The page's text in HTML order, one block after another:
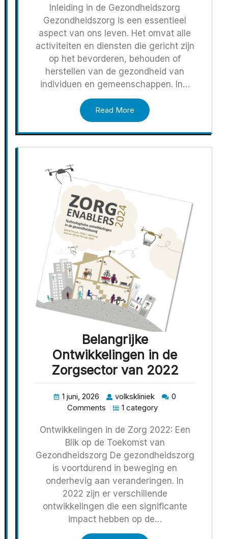
Inleiding in de Gezondheidszorg
Gezondheidszorg is een essentieel
aspect van ons leven. Het omvat alle
activiteiten en diensten die gericht zijn
op het bevorderen, behouden of
herstellen van de gezondheid van
individuen en gemeenschappen. In…
Read More
Belangrijke
Ontwikkelingen in de
Zorgsector van 2022
1 juni, 2026 volkskliniek
0
Comments
1 category
Ontwikkelingen in de Zorg 2022: Een
Blik op de Toekomst van
Gezondheidszorg De gezondheidszorg
is voortdurend in beweging en
onderhevig aan veranderingen. In
2022 zijn er verschillende
ontwikkelingen die een significante
impact hebben op de…